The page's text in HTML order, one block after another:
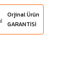
Orjinal Ürün
GARANTİSİ